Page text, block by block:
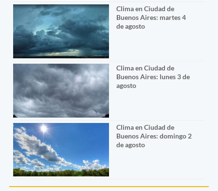
Clima en Ciudad de
Buenos Aires: martes 4
de agosto
Clima en Ciudad de
Buenos Aires: lunes 3 de
agosto
Clima en Ciudad de
Buenos Aires: domingo 2
de agosto